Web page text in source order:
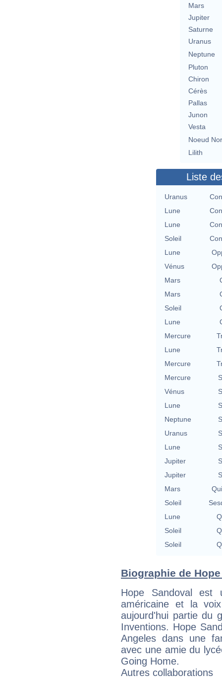
Mars
Jupiter
Saturne
Uranus
Neptune
Pluton
Chiron
Cérès
Pallas
Junon
Vesta
Noeud
Lilith
Liste
Uranus
Lune
Lune
Soleil
Lune
Vénus
Mars
Mars
Soleil
Lune
Mercure
Lune
Mercure
Mercure
Vénus
Lune
Neptune
Uranus
Lune
Jupiter
Jupiter
Mars
Soleil
Lune
Soleil
Soleil
Biographie de
Hope Sandoval est
américaine et la
aujourd'hui partie du
Inventions. Hope
Angeles dans une
avec une amie du
Going Home.
Autres collaborations